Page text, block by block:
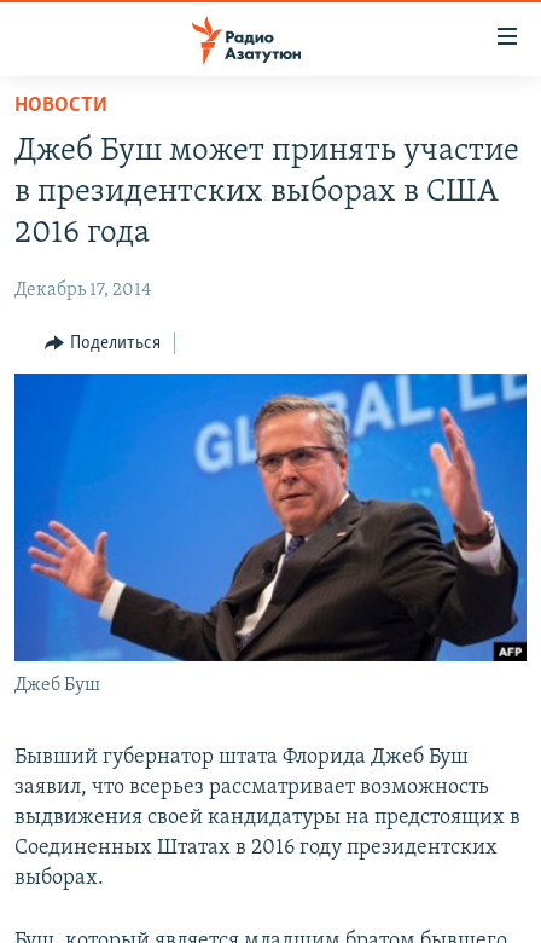
Перейти
основному
содержанию
Перейти
основной
навигации
Перейти
ГЛАВНАЯ
НОВОСТИ
ПОЛИТИКА
ЭКОНОМИКА
РЕГИОН
АРХИВ
Հայերեն
Русский
Все сайты Радио Азатутюн
НОВОСТИ
Джеб Буш может принять участие
в президентских выборах в США
2016 года
Декабрь 17, 2014
Поделиться
Джеб Буш
Бывший губернатор штата Флорида Джеб Буш
заявил, что всерьез рассматривает возможность
выдвижения своей кандидатуры на предстоящих в
Соединенных Штатах в 2016 году президентских
выборах.